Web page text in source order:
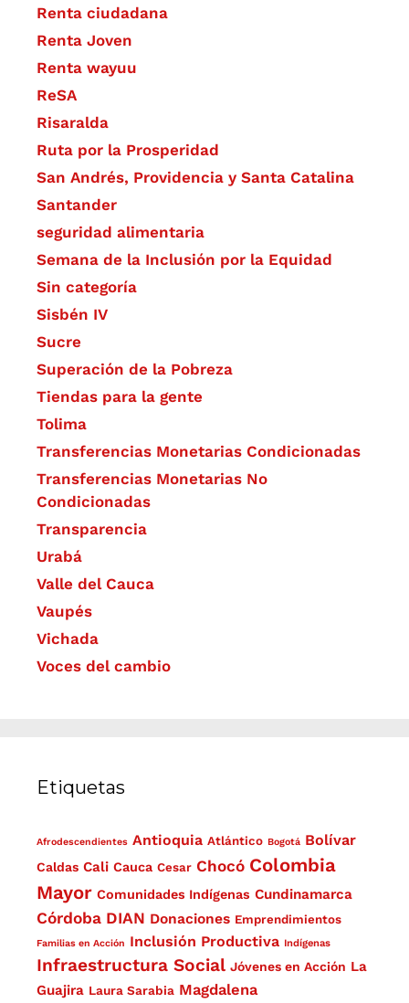
Renta ciudadana
Renta Joven
Renta wayuu
ReSA
Risaralda
Ruta por la Prosperidad
San Andrés, Providencia y Santa Catalina
Santander
seguridad alimentaria
Semana de la Inclusión por la Equidad
Sin categoría
Sisbén IV
Sucre
Superación de la Pobreza
Tiendas para la gente
Tolima
Transferencias Monetarias Condicionadas
Transferencias Monetarias No
Condicionadas
Transparencia
Urabá
Valle del Cauca
Vaupés
Vichada
Voces del cambio
Etiquetas
Afrodescendientes Antioquia Atlántico Bogotá Bolívar
Caldas Cali Cauca Cesar Chocó Colombia
Mayor Comunidades Indígenas Cundinamarca
Córdoba DIAN Donaciones Emprendimientos
Familias en Acción Inclusión Productiva Indígenas
Infraestructura Social Jóvenes en Acción La
Guajira Laura Sarabia Magdalena